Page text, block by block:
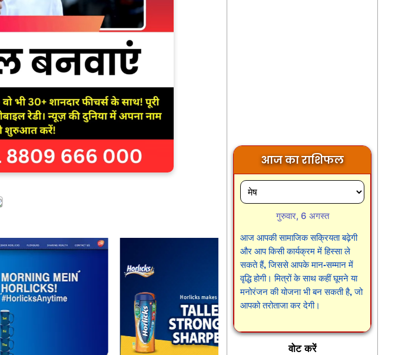
आज का राशिफल
गुरुवार, 6 अगस्त
आज आपकी सामाजिक सक्रियता बढ़ेगी
और आप किसी कार्यक्रम में हिस्सा ले
सकते हैं, जिससे आपके मान-सम्मान में
वृद्धि होगी। मित्रों के साथ कहीं घूमने या
मनोरंजन की योजना भी बन सकती है, जो
आपको तरोताजा कर देगी।
वोट करें